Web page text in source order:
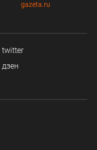
gazeta.ru
twitter
дзен